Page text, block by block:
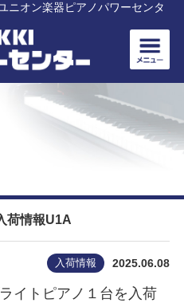
ニオン楽器ピアノパワーセンタ
荷情報U1A
入荷情報 2025.06.08
イトピアノ１台を入荷